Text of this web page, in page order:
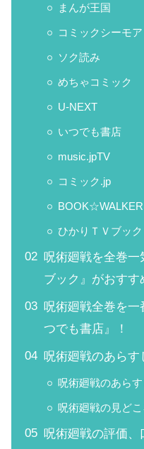
まんが王国
コミックシーモア
ソク読み
めちゃコミック
U-NEXT
いつでも書店
music.jpTV
コミック.jp
BOOK☆WALKER
ひかりＴＶブック
呪術廻戦を全巻
ブック』がおすす
呪術廻戦全巻を
つでも書店』！
呪術廻戦のあらす
呪術廻戦のあらす
呪術廻戦の見どこ
呪術廻戦の評価、